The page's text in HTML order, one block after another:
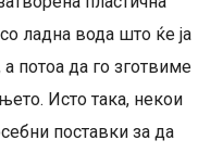
ладна вода што ќе ја
потоа да го зготвиме
Исто така, некои
поставки за да